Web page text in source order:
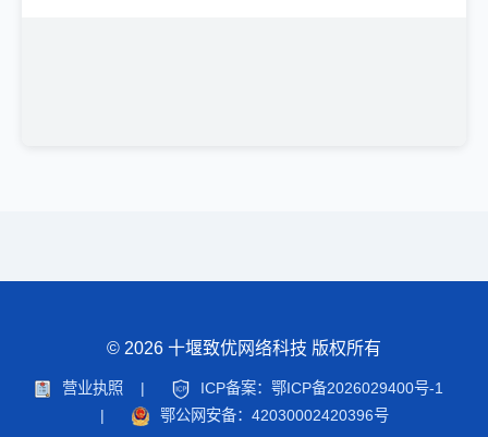
© 2026 十堰致优网络科技 版权所有
营业执照 |
ICP备案：鄂ICP备2026029400号-1
|
鄂公网安备：42030002420396号